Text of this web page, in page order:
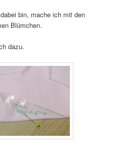
bin, mache ich mit den
Blümchen.
dazu.